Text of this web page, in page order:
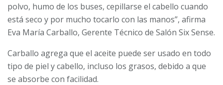
polvo, humo de los buses, cepillarse el cabello cuando
está seco y por mucho tocarlo con las manos”, afirma
Eva María Carballo, Gerente Técnico de Salón Six Sense.
Carballo agrega que el aceite puede ser usado en todo
tipo de piel y cabello, incluso los grasos, debido a que
se absorbe con facilidad.